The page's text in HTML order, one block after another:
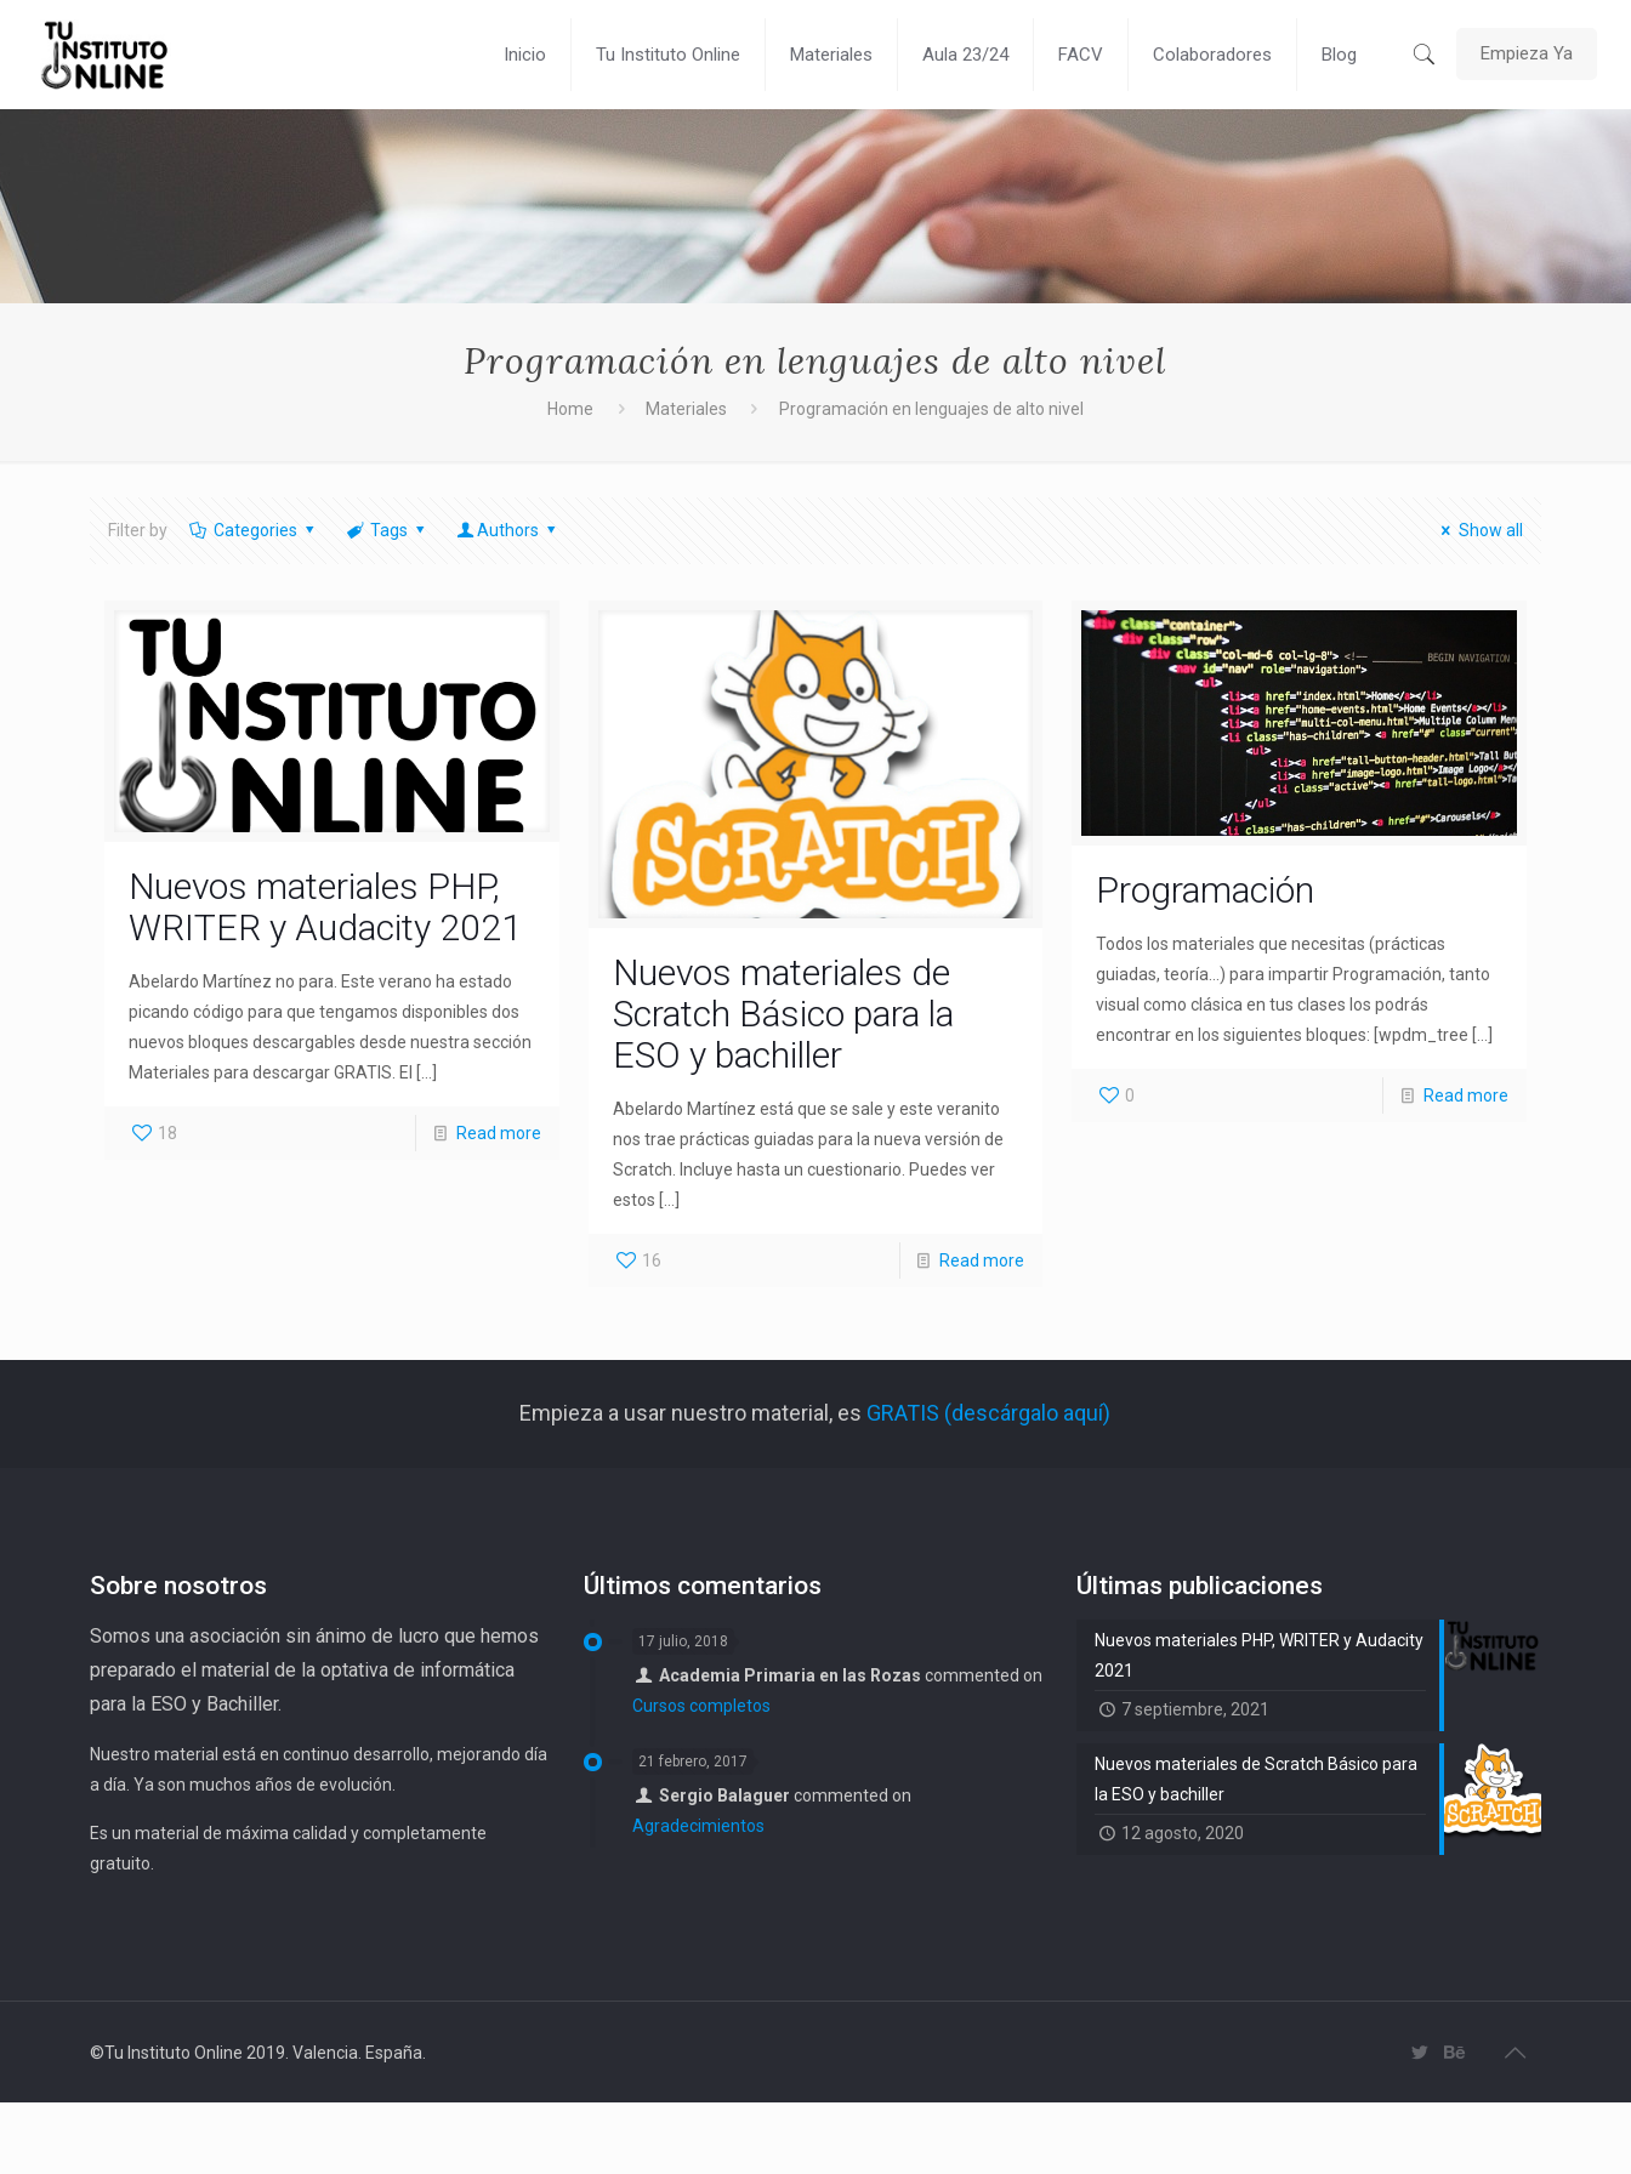
Inicio Tu Instituto Online Materiales Aula 23/24 FACV Colaboradores Blog Empieza Ya
Programación en lenguajes de alto nivel
Home Materiales Programación en lenguajes de alto nivel
Filter by Categories Tags Authors Show all
Nuevos materiales PHP,
WRITER y Audacity 2021
Abelardo Martínez no para. Este verano ha estado
picando código para que tengamos disponibles dos
nuevos bloques descargables desde nuestra sección
Materiales para descargar GRATIS. El
[…]
18 Read more
Nuevos materiales de
Scratch Básico para la
ESO y bachiller
Abelardo Martínez está que se sale y este veranito
nos trae prácticas guiadas para la nueva versión de
Scratch. Incluye hasta un cuestionario. Puedes ver
estos
16 Read more
Programación
Todos los materiales que necesitas (prácticas
guiadas, teoría…) para impartir Programación, tanto
visual como clásica en tus clases los podrás
encontrar en los siguientes bloques: [wpdm_tree
0 Read more
Empieza a usar nuestro material, es GRATIS (descárgalo aquí)
Sobre nosotros
Somos una asociación sin ánimo de lucro que hemos
preparado el material de la optativa de informática
para la ESO y Bachiller.
Nuestro material está en continuo desarrollo, mejorando día
a día. Ya son muchos años de evolución.
Es un material de máxima calidad y completamente
gratuito.
Últimos comentarios
17 julio, 2018
Academia Primaria en las Rozas commented on
Cursos completos
21 febrero, 2017
Sergio Balaguer commented on
Agradecimientos
Últimas publicaciones
Nuevos materiales PHP, WRITER y Audacity
2021
7 septiembre, 2021
Nuevos materiales de Scratch Básico para
la ESO y bachiller
12 agosto, 2020
©Tu Instituto Online 2019. Valencia. España.